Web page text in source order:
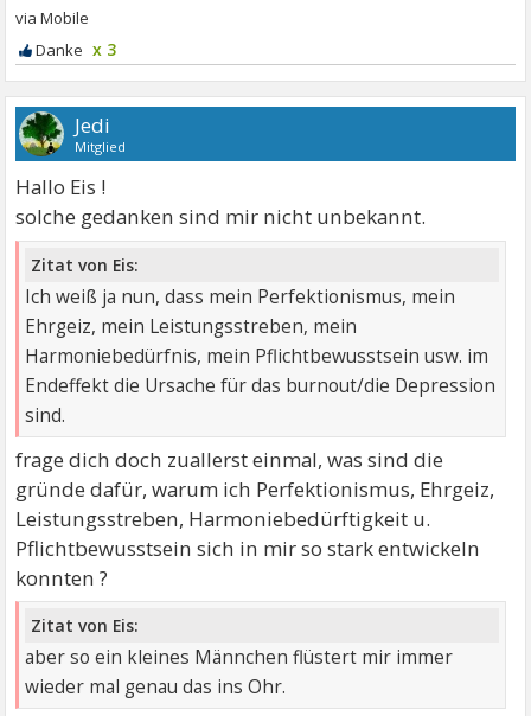
x 3
Jedi
Mitglied
Hallo Eis !
solche gedanken sind mir nicht unbekannt.
Zitat von Eis:
Ich weiß ja nun, dass mein Perfektionismus, mein
Ehrgeiz, mein Leistungsstreben, mein
Harmoniebedürfnis, mein Pflichtbewusstsein usw. im
Endeffekt die Ursache für das burnout/die Depression
sind.
frage dich doch zuallerst einmal, was sind die
gründe dafür, warum ich Perfektionismus, Ehrgeiz,
Leistungsstreben, Harmoniebedürftigkeit u.
Pflichtbewusstsein sich in mir so stark entwickeln
konnten ?
Zitat von Eis:
aber so ein kleines Männchen flüstert mir immer
wieder mal genau das ins Ohr.